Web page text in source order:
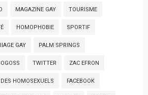
MAGAZINE GAY TOURISME
HOMOPHOBIE SPORTIF
GAY PALM SPRINGS
TWITTER ZAC EFRON
HOMOSEXUELS FACEBOOK